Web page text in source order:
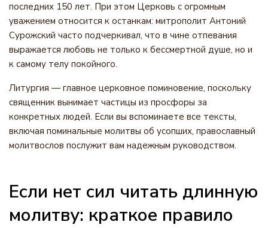
последних 150 лет. При этом Церковь с огромным
уважением относится к останкам: митрополит Антоний
Сурожский часто подчеркивал, что в чине отпевания
выражается любовь не только к бессмертной душе, но и
к самому телу покойного.
Литургия — главное церковное поминовение, поскольку
священник вынимает частицы из просфоры за
конкретных людей. Если вы вспоминаете все тексты,
включая поминальные молитвы об усопших, православный
молитвослов послужит вам надежным руководством.
Если нет сил читать длинную
молитву: краткое правило